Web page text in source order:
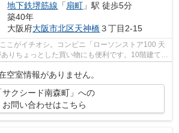
地下鉄堺筋線 「 扇町 」駅 徒歩5分
築40年
大阪府大阪市北区天神橋３丁目2-15
こがイチオシ。コンビニ「ローソンストア100 天
りちょっとした買い物にも便利です。10階建ての
空室情報がありません。
サクシード南森町」への
お問い合わせはこちら